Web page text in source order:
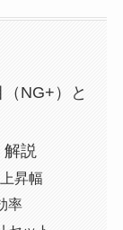
NG+）と
解説
昇幅
率